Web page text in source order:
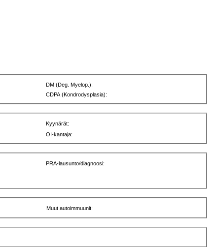
DM (Deg. Myelop.):
CDPA (Kondrodysplasia):
Kyynärät:
OI-kantaja:
PRA-lausunto/diagnoosi:
Muut autoimmuunit: